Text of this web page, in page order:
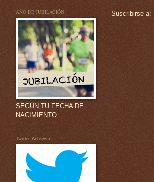
Suscribirse a:
AÑO DE JUBILACIÓN
SEGÚN TU FECHA DE
NACIMIENTO
Twitter Websegur